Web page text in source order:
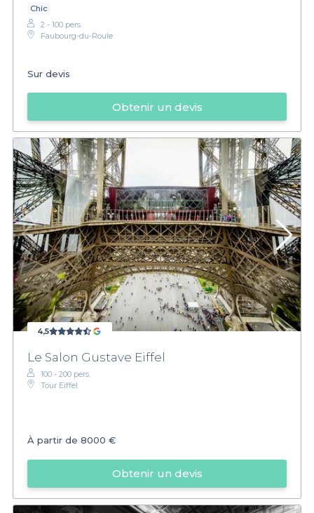
Chic
2 - 100 pers.
Faubourg-du-Roule
Sur devis
Obtenir un devis
4,5
Le Salon Gustave Eiffel
100 - 200 pers.
Tour Eiffel
À partir de 8000 €
Obtenir un devis